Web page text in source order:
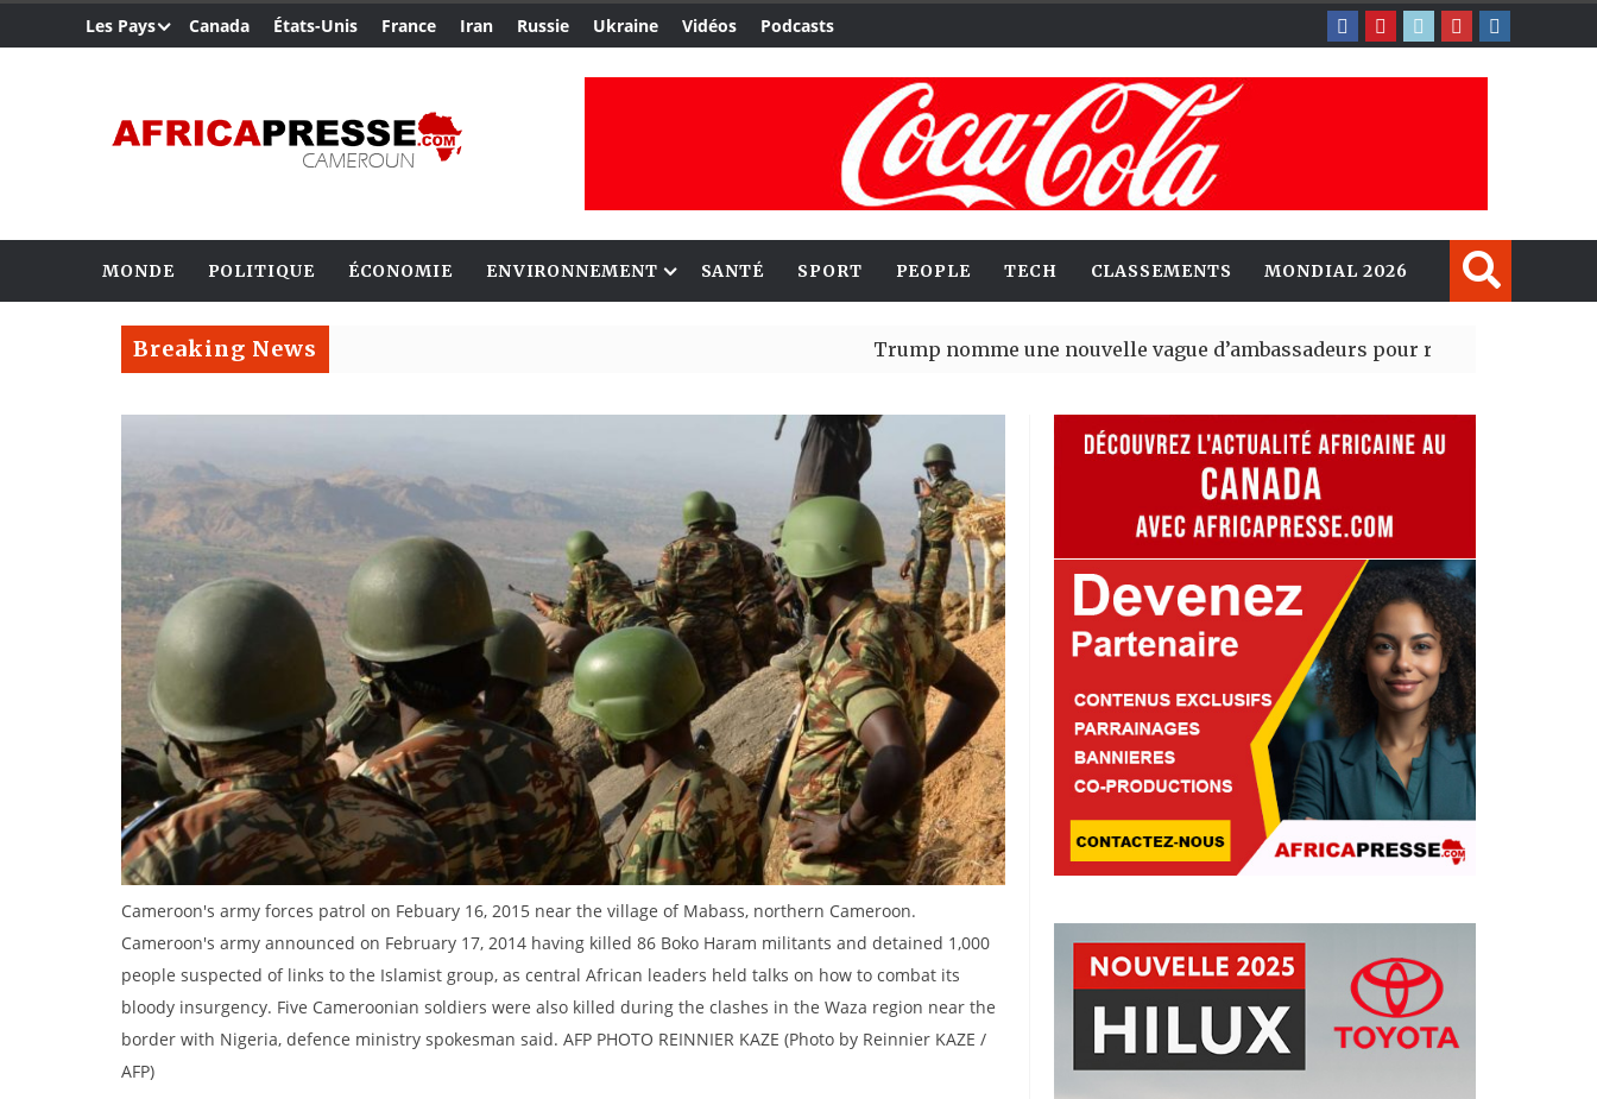
Les Pays Canada États-Unis France Iran Russie Ukraine Vidéos Podcasts
MONDE POLITIQUE ÉCONOMIE ENVIRONNEMENT SANTÉ SPORT PEOPLE TECH CLASSEMENTS MONDIAL 2026
Breaking News Trump nomme une nouvelle vague d’ambassadeurs pour renforcer la présence
Cameroon's army forces patrol on Febuary 16, 2015 near the village of Mabass, northern Cameroon.
Cameroon's army announced on February 17, 2014 having killed 86 Boko Haram militants and detained 1,000
people suspected of links to the Islamist group, as central African leaders held talks on how to combat its
bloody insurgency. Five Cameroonian soldiers were also killed during the clashes in the Waza region near the
border with Nigeria, defence ministry spokesman said. AFP PHOTO REINNIER KAZE (Photo by Reinnier KAZE /
AFP)